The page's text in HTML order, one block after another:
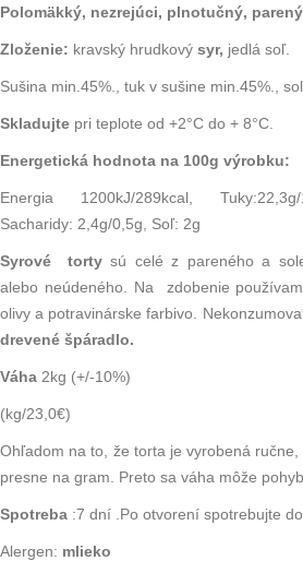
Polomäkký, nezrejúci, plnotučný,
Zloženie: kravský hrudkový syr, jedlá soľ.
Sušina min.45%., tuk v sušine min.45%.,
Skladujte pri teplote od +2°C do + 8°C.
Energetická hodnota na 100g výrobku:
Energia 1200kJ/289kcal,
Sacharidy: 2,4g/0,5g, Soľ: 2g
Syrové tortysú celé z pareného a
alebo neúdeného. Na zdobenie
olivy a potravinárske farbivo.
drevené špáradlo.
Váha 2kg (+/-10%)
(kg/23,0€)
Ohľadom na to, že torta je vyrobená
presne na gram. Preto sa váha môže
Spotreba :7 dní .Po otvorení spotrebujte
Alergen: mlieko